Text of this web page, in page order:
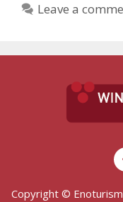
Leave a
Copyright ©